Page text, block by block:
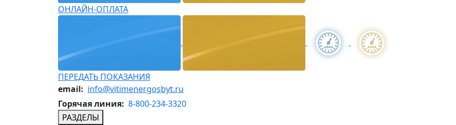
ОНЛАЙН-ОПЛАТА
ПЕРЕДАТЬ ПОКАЗАНИЯ
email: info@vitimenergosbyt.ru
Горячая линия: 8-800-234-3320
РАЗДЕЛЫ